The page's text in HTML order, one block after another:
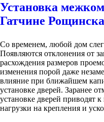
Установка
Гатчине
Со временем, любой дом
Появляются отклонения от
расхождения размеров
изменения порой даже
влияние при ближайшем
установке дверей. Заранее
установке дверей приводят
нагрузки на крепления и